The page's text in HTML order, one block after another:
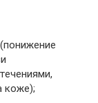
коже);